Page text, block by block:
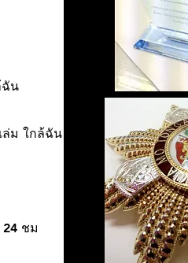
ฉัน
ล่ม ใกล้ฉัน
24 ชม